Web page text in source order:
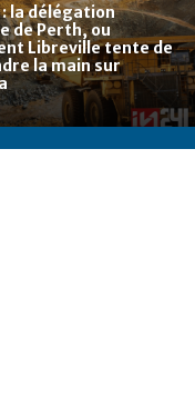
: la délégation
de Perth, ou
Libreville tente de
la main sur